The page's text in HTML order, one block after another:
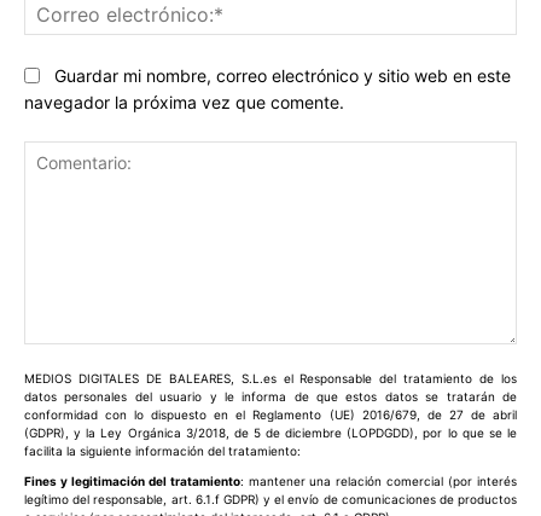
Guardar mi nombre, correo electrónico y sitio web en este
navegador la próxima vez que comente.
MEDIOS DIGITALES DE BALEARES, S.L.es el Responsable del tratamiento de los
datos personales del usuario y le informa de que estos datos se tratarán de
conformidad con lo dispuesto en el Reglamento (UE) 2016/679, de 27 de abril
(GDPR), y la Ley Orgánica 3/2018, de 5 de diciembre (LOPDGDD), por lo que se le
facilita la siguiente información del tratamiento:
Fines y legitimación del tratamiento: mantener una relación comercial (por interés
legítimo del responsable, art. 6.1.f GDPR) y el envío de comunicaciones de productos